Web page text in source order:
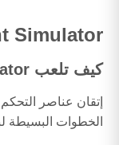
Simulator
كيف تلعب Fly Wings Flight Simulator
إتقان عناصر
الخطوات البسيطة